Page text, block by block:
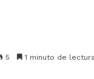
5 1 minuto de